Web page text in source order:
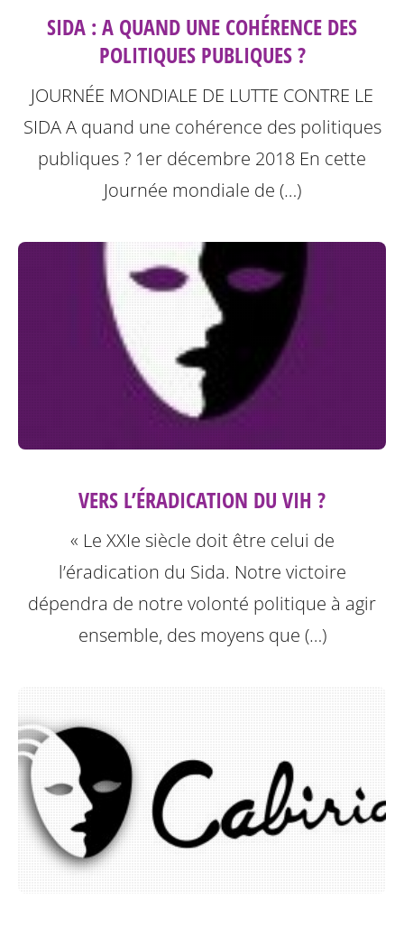
SIDA : A QUAND UNE COHÉRENCE DES
POLITIQUES PUBLIQUES ?
JOURNÉE MONDIALE DE LUTTE CONTRE LE
SIDA A quand une cohérence des politiques
publiques ? 1er décembre 2018 En cette
Journée mondiale de (…)
VERS L’ÉRADICATION DU VIH ?
« Le XXIe siècle doit être celui de
l’éradication du Sida. Notre victoire
dépendra de notre volonté politique à agir
ensemble, des moyens que (…)